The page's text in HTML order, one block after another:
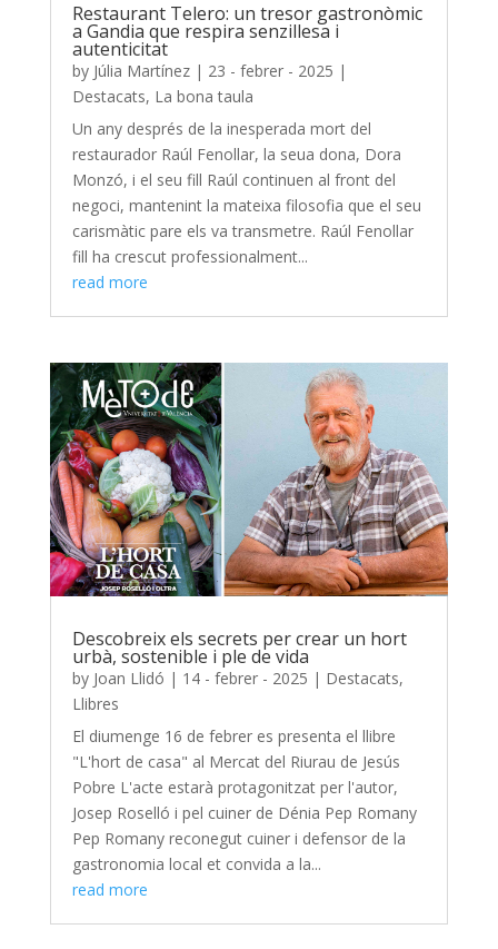
Restaurant Telero: un tresor gastronòmic
a Gandia que respira senzillesa i
autenticitat
by Júlia Martínez| 23 - febrer - 2025 |
Destacats, La bona taula
Un any després de la inesperada mort del
restaurador Raúl Fenollar, la seua dona, Dora
Monzó, i el seu fill Raúl continuen al front del
negoci, mantenint la mateixa filosofia que el seu
carismàtic pare els va transmetre. Raúl Fenollar
fill ha crescut professionalment...
read more
Descobreix els secrets per crear un hort
urbà, sostenible i ple de vida
by Joan Llidó | 14 - febrer - 2025 | Destacats,
Llibres
El diumenge 16 de febrer es presenta el llibre
"L'hort de casa" al Mercat del Riurau de Jesús
Pobre L'acte estarà protagonitzat per l'autor,
Josep Roselló i pel cuiner de Dénia Pep Romany
Pep Romany reconegut cuiner i defensor de la
gastronomia local et convida a la...
read more